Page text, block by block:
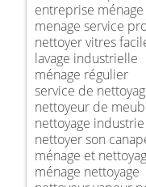
entreprise
menage service
nettoyer vitres
lavage industrielle
ménage régulier
service de
nettoyeur de
nettoyage industrie
nettoyer son
ménage et
ménage nettoyage